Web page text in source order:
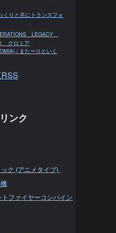
くりと共にトランスフォ
LEGACY
クロミア
/ またーりといく
ンク
ク (アニメタイプ)
ファイヤーコンバイン